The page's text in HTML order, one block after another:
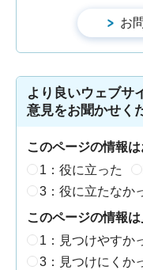
より良いウェブサ
意見をお聞かせく
このページの情報
1：役に立った
3：役に立たなか
このページの情報
1：見つけやすか
3：見つけにくか